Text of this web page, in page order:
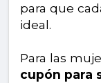
para que
ideal.
Para las
cupón para